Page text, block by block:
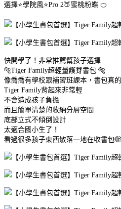
選擇⭐️學院風⭐️Pro 2🍑蜜桃粉蝶 🍊
快開學了！非常推薦幫孩子選擇
🐅Tiger Family超輕量護脊書包 🐅
像喬喬有學校跟補習班課本，書包真的
Tiger Family背起來非常輕
不會造成孩子負擔
而且簡單清楚的收納分層空間
底部立式不傾倒設計
太適合國小生了！
看過很多孩子東西散落一地在收書包🫣